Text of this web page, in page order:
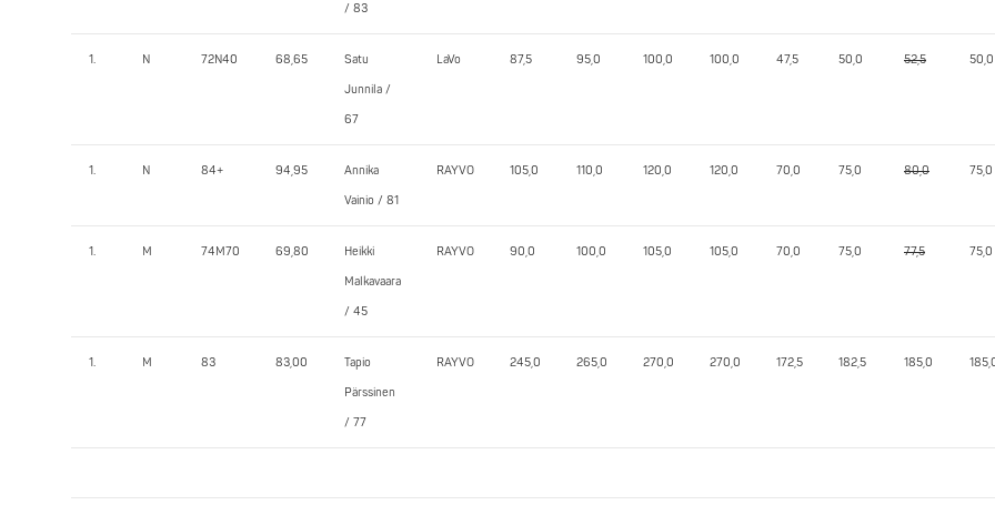
/ 83
1. N 72N40 68,65 Satu
Junnila /
67
LaVo 87,5 95,0 100,0 100,0 47,5 50,0 52,5 50,0
1. N 84+ 94,95 Annika
Vainio / 81
RAYVO 105,0 110,0 120,0 120,0 70,0 75,0 80,0 75,0
1. M 74M70 69,80 Heikki
Malkavaara
/ 45
RAYVO 90,0 100,0 105,0 105,0 70,0 75,0 77,5 75,0
1. M 83 83,00 Tapio
Pärssinen
/ 77
RAYVO 245,0 265,0 270,0 270,0 172,5 182,5 185,0